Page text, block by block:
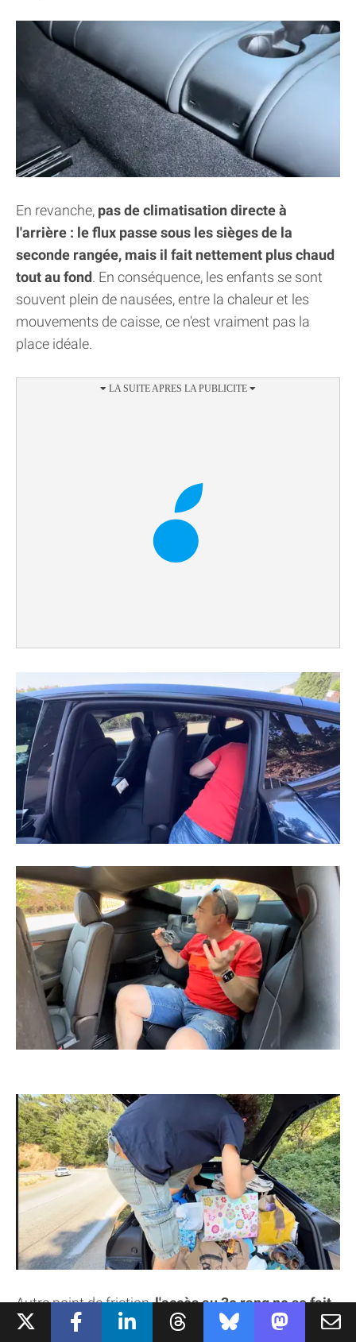
En revanche, pas de climatisation directe à
l'arrière : le flux passe sous les sièges de la
seconde rangée, mais il fait nettement plus chaud
tout au fond. En conséquence, les enfants se sont
souvent plein de nausées, entre la chaleur et les
mouvements de caisse, ce n'est vraiment pas la
place idéale.
Autre point de friction,l'accès au 3e rang ne se fait
pas sans mal : il faut faire basculer soit un tiers,